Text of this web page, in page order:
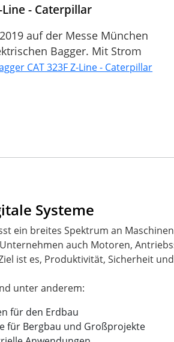
- Caterpillar
auf der Messe München
Bagger. Mit Strom
CAT 323F Z-Line - Caterpillar
Systeme
ein breites Spektrum an
auch Motoren,
ist es, Produktivität, Sicherheit
für den Erdbau
für Bergbau und Großprojekte